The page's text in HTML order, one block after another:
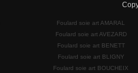
Foulard soie art AMARAL
Foulard soie art AVEZARD
Foulard soie art BENETT
Foulard soie art BLIGNY
Foulard soie art BOUCHEIX